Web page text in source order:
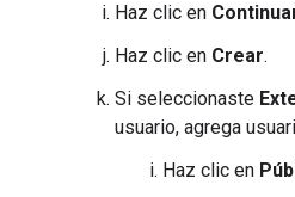
Haz clic en
Haz clic en Crear.
Si seleccionaste
usuario, agrega
Haz clic en